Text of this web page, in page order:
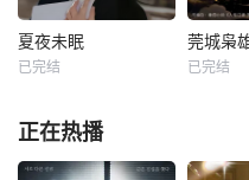
夏夜未眠
已完结 已完结
正在热播